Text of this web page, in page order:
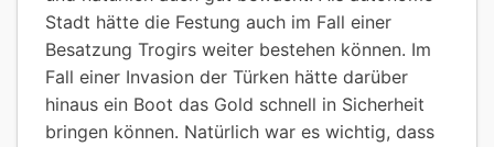
Stadt hätte die Festung auch im Fall einer
Besatzung Trogirs weiter bestehen können. Im
Fall einer Invasion der Türken hätte darüber
hinaus ein Boot das Gold schnell in Sicherheit
bringen können. Natürlich war es wichtig, dass